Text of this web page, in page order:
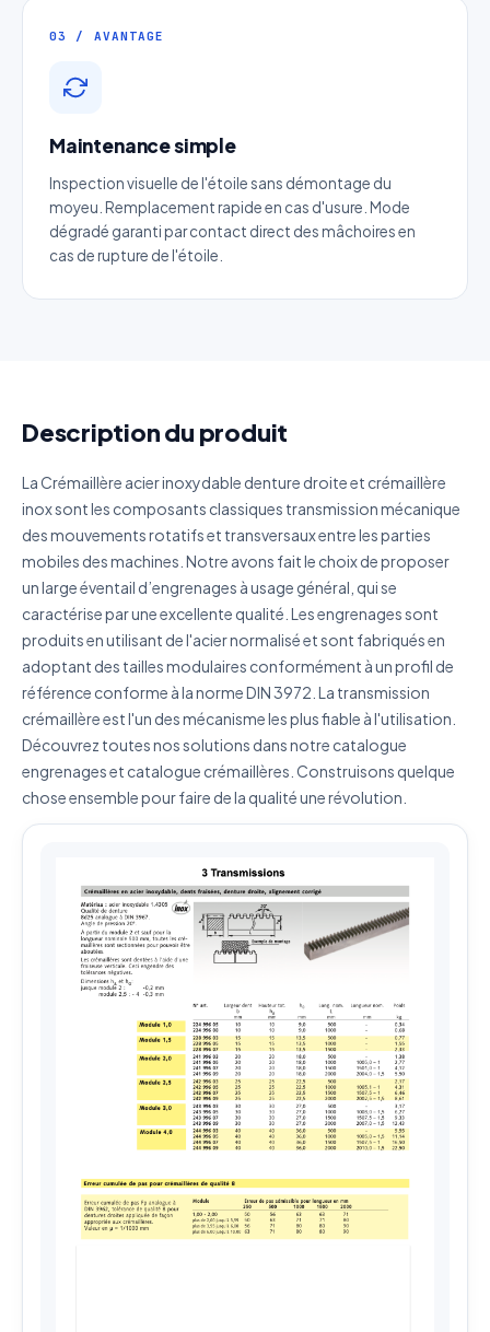
03 / AVANTAGE
Maintenance simple
Inspection visuelle de l'étoile sans démontage du
moyeu. Remplacement rapide en cas d'usure. Mode
dégradé garanti par contact direct des mâchoires en
cas de rupture de l'étoile.
Description du produit
La Crémaillère acier inoxydable denture droite et crémaillère
inox sont les composants classiques transmission mécanique
des mouvements rotatifs et transversaux entre les parties
mobiles des machines. Notre avons fait le choix de proposer
un large éventail d’engrenages à usage général, qui se
caractérise par une excellente qualité. Les engrenages sont
produits en utilisant de l'acier normalisé et sont fabriqués en
adoptant des tailles modulaires conformément à un profil de
référence conforme à la norme DIN 3972. La transmission
crémaillère est l'un des mécanisme les plus fiable à l'utilisation.
Découvrez toutes nos solutions dans notre catalogue
engrenages et catalogue crémaillères. Construisons quelque
chose ensemble pour faire de la qualité une révolution.
Téléphone*
Catégorie
J'accepte que mes données soient utilisées pour traiter
ma demande.
Politique de confidentialité
Envoyer ma demande de devis
Vos données sont protégées et ne seront jamais
partagées